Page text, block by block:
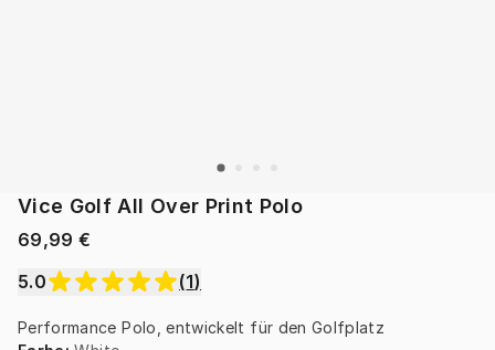
Vice Golf All Over Print Polo
69,99 €
5.0
(1)
Performance Polo, entwickelt für den Golfplatz